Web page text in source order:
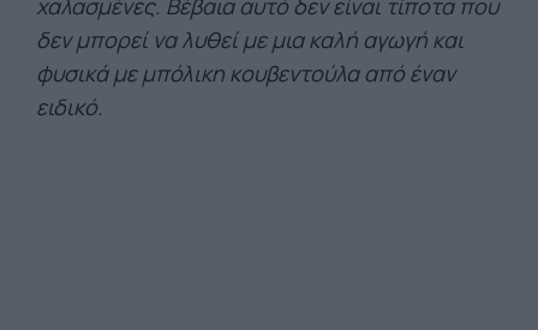
χαλασμένες. Βέβαια αυτό δεν είναι τίποτα που
δεν μπορεί να λυθεί με μια καλή αγωγή και
φυσικά με μπόλικη κουβεντούλα από έναν
ειδικό.